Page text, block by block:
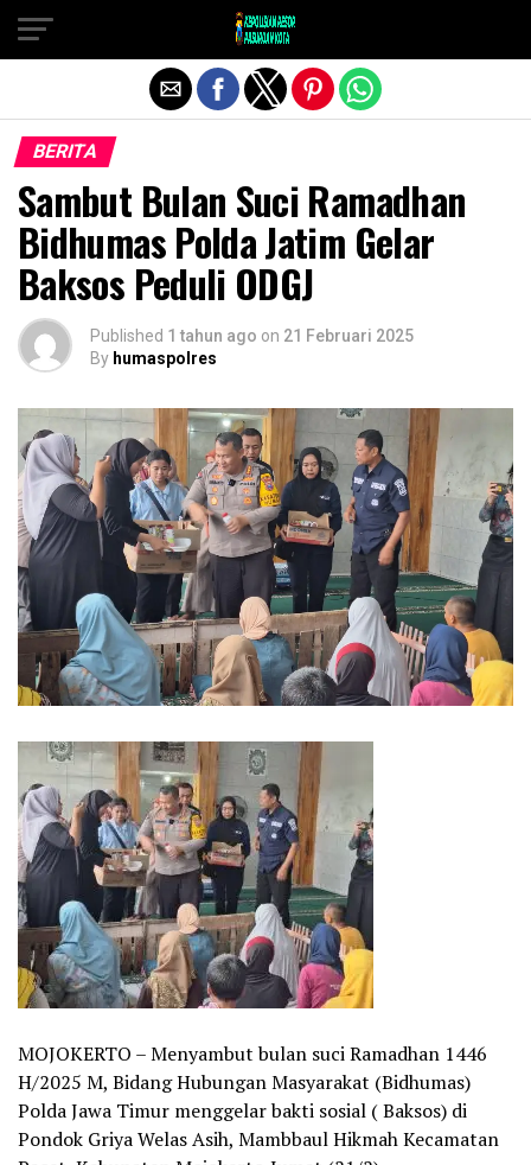
BERITA
Sambut Bulan Suci Ramadhan
Bidhumas Polda Jatim Gelar
Baksos Peduli ODGJ
Published 1 tahun ago on 21 Februari 2025
By humaspolres
MOJOKERTO – Menyambut bulan suci Ramadhan 1446
H/2025 M, Bidang Hubungan Masyarakat (Bidhumas)
Polda Jawa Timur menggelar bakti sosial ( Baksos) di
Pondok Griya Welas Asih, Mambbaul Hikmah Kecamatan
Exit mobile version